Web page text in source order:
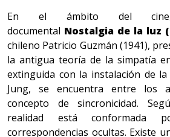
En el ámbito del
documental Nostalgia de la luz
chileno Patricio Guzmán (1941),
la antigua teoría de la simpatía
extinguida con la instalación de la
Jung, se encuentra entre los
concepto de sincronicidad.
realidad está
correspondencias ocultas. Existe